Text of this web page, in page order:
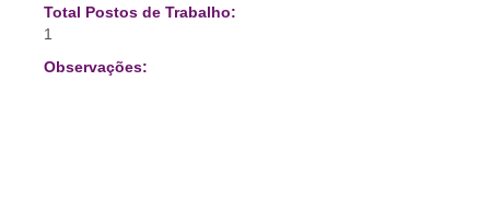
Total Postos de Trabalho:
1
Observações: